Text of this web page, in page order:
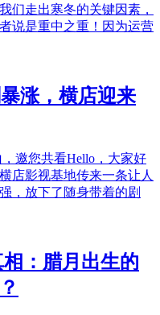
们走出寒冬的关键因素，
说是重中之重！因为运营
涨，横店迎来
邀您共看Hello，大家好
店影视基地传来一条让人
，放下了随身带着的剧
：腊月出生的